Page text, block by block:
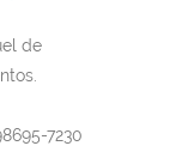
de
7230